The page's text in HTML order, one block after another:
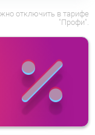
отключить в тарифе
"Профи".